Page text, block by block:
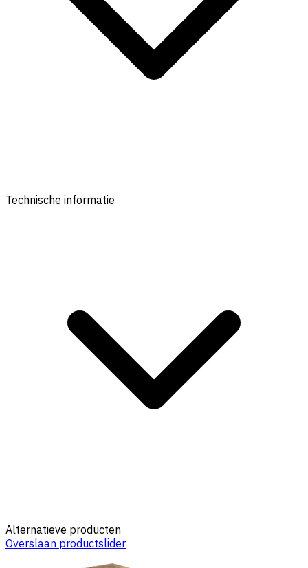
Technische informatie
Alternatieve producten
Overslaan productslider